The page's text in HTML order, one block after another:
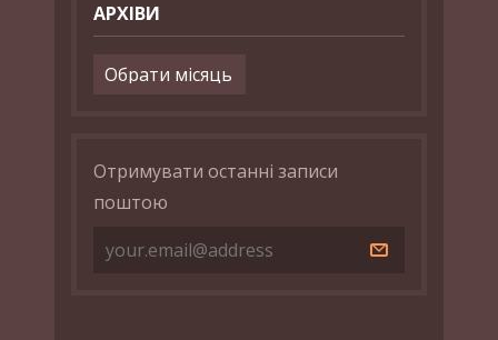
АРХІВИ
Архіви
Отримувати останні записи
поштою